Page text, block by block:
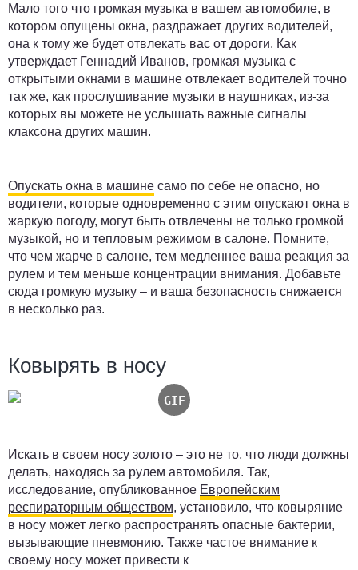
Мало того что громкая музыка в вашем автомобиле, в
котором опущены окна, раздражает других водителей,
она к тому же будет отвлекать вас от дороги. Как
утверждает Геннадий Иванов, громкая музыка с
открытыми окнами в машине отвлекает водителей точно
так же, как прослушивание музыки в наушниках, из-за
которых вы можете не услышать важные сигналы
клаксона других машин.
Опускать окна в машине само по себе не опасно, но
водители, которые одновременно с этим опускают окна в
жаркую погоду, могут быть отвлечены не только громкой
музыкой, но и тепловым режимом в салоне. Помните,
что чем жарче в салоне, тем медленнее ваша реакция за
рулем и тем меньше концентрации внимания. Добавьте
сюда громкую музыку – и ваша безопасность снижается
в несколько раз.
Ковырять в носу
Искать в своем носу золото – это не то, что люди должны
делать, находясь за рулем автомобиля. Так,
исследование, опубликованное Европейским
респираторным обществом, установило, что ковыряние
в носу может легко распространять опасные бактерии,
вызывающие пневмонию. Также частое внимание к
своему носу может привести к